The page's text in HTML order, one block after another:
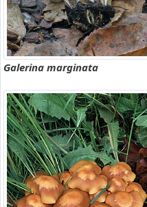
Galerina marginata